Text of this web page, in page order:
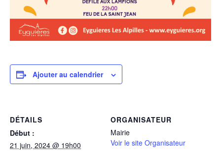
Ajouter au calendrier
DÉTAILS
Début :
21 juin, 2024 @ 19h00
ORGANISATEUR
Mairie
Voir le site Organisateur